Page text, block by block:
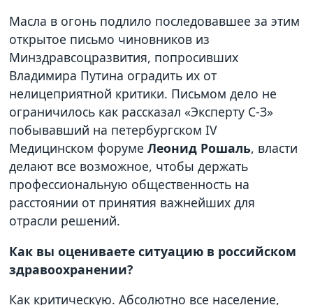
Масла в огонь подлило последовавшее за этим
открытое письмо чиновников из
Минздравсоцразвития, попросивших
Владимира Путина оградить их от
нелицеприятной критики. Письмом дело не
ограничилось как рассказал «Эксперту С-З»
побывавший на петербургском IV
Медицинском форумеЛеонид Рошаль, власти
делают все возможное, чтобы держать
профессиональную общественность на
расстоянии от принятия важнейших для
отрасли решений.
Как вы оцениваете ситуацию в российском
здравоохранении?
Как критическую. Абсолютно все население,